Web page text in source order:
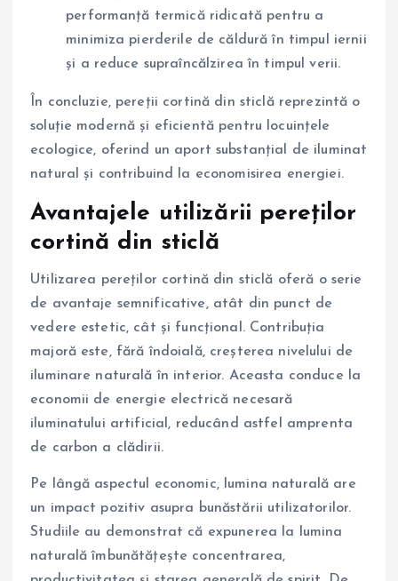
performanță termică ridicată pentru a
minimiza pierderile de căldură în timpul iernii
și a reduce supraîncălzirea în timpul verii.
În concluzie, pereții cortină din sticlă reprezintă o
soluție modernă și eficientă pentru locuințele
ecologice, oferind un aport substanțial de iluminat
natural și contribuind la economisirea energiei.
Avantajele utilizării pereților
cortină din sticlă
Utilizarea pereților cortină din sticlă oferă o serie
de avantaje semnificative, atât din punct de
vedere estetic, cât și funcțional. Contribuția
majoră este, fără îndoială, creșterea nivelului de
iluminare naturală în interior. Aceasta conduce la
economii de energie electrică necesară
iluminatului artificial, reducând astfel amprenta
de carbon a clădirii.
Pe lângă aspectul economic, lumina naturală are
un impact pozitiv asupra bunăstării utilizatorilor.
Studiile au demonstrat că expunerea la lumina
naturală îmbunătățește concentrarea,